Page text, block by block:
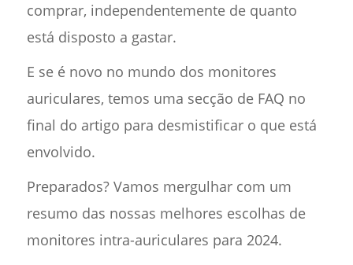
comprar, independentemente de quanto
está disposto a gastar.
E se é novo no mundo dos monitores
auriculares, temos uma secção de FAQ no
final do artigo para desmistificar o que está
envolvido.
Preparados? Vamos mergulhar com um
resumo das nossas melhores escolhas de
monitores intra-auriculares para 2024.